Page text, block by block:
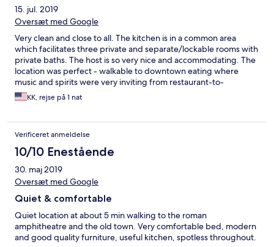
15. jul. 2019
Oversæt med Google
Very clean and close to all. The kitchen is in a common area
which facilitates three private and separate/lockable rooms with
private baths. The host is so very nice and accommodating. The
location was perfect - walkable to downtown eating where
music and spirits were very inviting from restaurant-to-
restaurant. Free Parking ample everywhere- close to airport.
KK, rejse på 1 nat
Verificeret anmeldelse
10/10 Enestående
30. maj 2019
Oversæt med Google
Quiet & comfortable
Quiet location at about 5 min walking to the roman
amphitheatre and the old town. Very comfortable bed, modern
and good quality furniture, useful kitchen, spotless throughout.